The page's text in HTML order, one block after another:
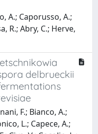
A.; Caporusso, A.;
R.; Abry, C.; Herve,
delbrueckii
F.; Bianco, A.;
L.; Capece, A.;